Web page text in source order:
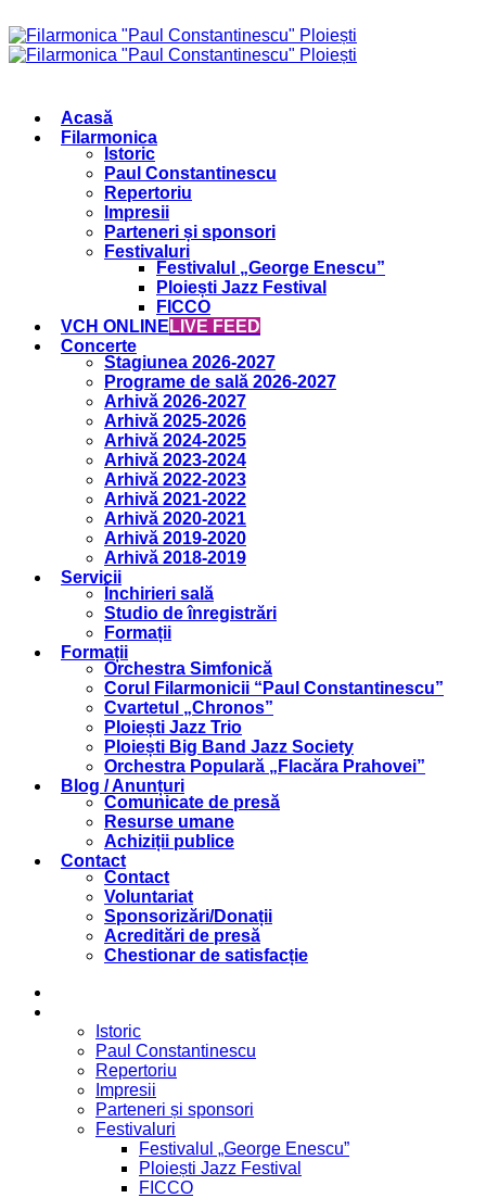
Acasă
Filarmonica
Istoric
Paul Constantinescu
Repertoriu
Impresii
Parteneri și sponsori
Festivaluri
Festivalul „George Enescu”
Ploiești Jazz Festival
FICCO
VCH ONLINE LIVE FEED
Concerte
Stagiunea 2026-2027
Programe de sală 2026-2027
Arhivă 2026-2027
Arhivă 2025-2026
Arhivă 2024-2025
Arhivă 2023-2024
Arhivă 2022-2023
Arhivă 2021-2022
Arhivă 2020-2021
Arhivă 2019-2020
Arhivă 2018-2019
Servicii
Închirieri sală
Studio de înregistrări
Formații
Formații
Orchestra Simfonică
Corul Filarmonicii “Paul Constantinescu”
Cvartetul „Chronos”
Ploiești Jazz Trio
Ploiești Big Band Jazz Society
Orchestra Populară „Flacăra Prahovei”
Blog / Anunțuri
Comunicate de presă
Resurse umane
Achiziții publice
Contact
Contact
Voluntariat
Sponsorizări/Donații
Acreditări de presă
Chestionar de satisfacție
Istoric
Paul Constantinescu
Repertoriu
Impresii
Parteneri și sponsori
Festivaluri
Festivalul „George Enescu”
Ploiești Jazz Festival
FICCO